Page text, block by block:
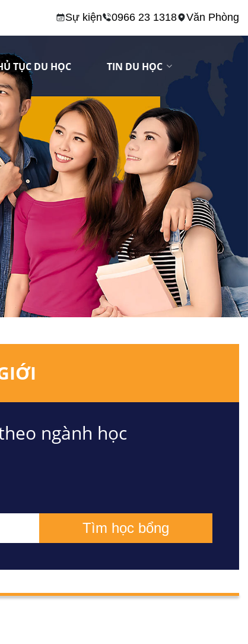
Sự kiện 0966 23 1318 Văn Phòng
TỤC DU HỌC TIN DU HỌC
ngành học
Tìm học bổng